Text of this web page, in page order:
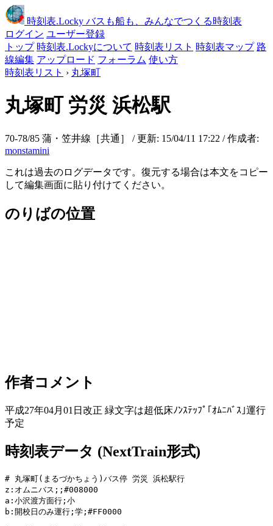
時刻表.Locky バスも船も、みんなでつくる時刻表
ログイン ユーザー登録
トップ 時刻表.Lockyについて 時刻表リスト 時刻表マップ 路
線編集 アップロード フォーラム 使い方
時刻表リスト › 丸塚町
丸塚町 労災 浜松駅
70-78/85 蒲・笠井線［共通］ / 更新: 15/04/11 17:22 / 作成者:
monstamini
これは過去のログデータです。復元する場合は本文をコピー
して編集画面に貼り付けてください。
のりばの位置
作者コメント
平成27年04月01日改正 緑文字は超低床ﾉﾝｽﾃｯﾌﾟ｢ｵﾑﾆﾊﾞｽ｣運行
予定
時刻表データ (NextTrain形式)
# 丸塚町(まるづかちょう)バス停 労災 浜松駅行
z:オムニバス;;#008000
a:小沢渡方面行;小
b:開校日のみ運行;学;#FF0000